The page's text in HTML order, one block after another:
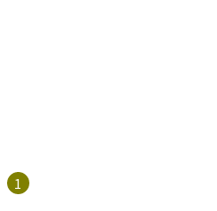
1